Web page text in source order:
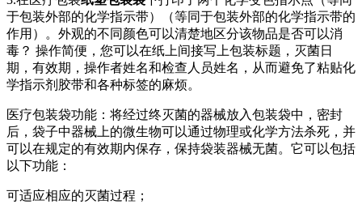
于包装外部的化学指示带）（等同于包装外部的化学指示带的
作用）。外观的不同颜色可以清楚地区分该物品是否可以消
毒？ 操作简便，您可以在纸上间接写上包装标题，灭菌日
期，有效期，操作者姓名和检查人员姓名，从而避免了粘贴化
学指示剂胶带和各种标签的麻烦。
医疗包装袋功能：将经过终灭菌的器械放入包装袋中，密封
后，袋子中器械上的微生物可以通过物理或化学方法杀死，并
可以在规定的有效期内保存，保持袋装器械无菌。它可以包括
以下功能：
可适应相应的灭菌过程；